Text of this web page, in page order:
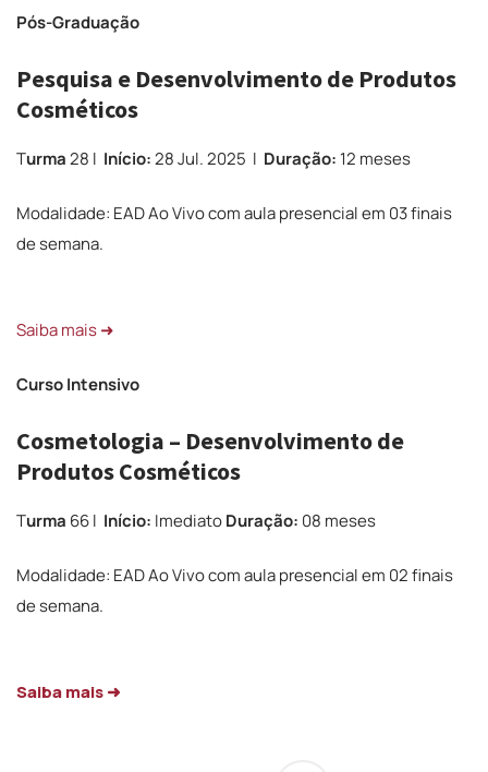
Pós-Graduação
Pesquisa e Desenvolvimento de Produtos
Cosméticos
Turma28 l Início:28 Jul. 2025 l Duração: 12 meses
Modalidade: EAD Ao Vivo com aula presencial em 03 finais
de semana.
Saiba mais ➜
Curso Intensivo
Cosmetologia – Desenvolvimento de
Produtos Cosméticos
Turma 66 l Início: ImediatoDuração: 08 meses
Modalidade: EAD Ao Vivo com aula presencial em 02 finais
de semana.
Saiba mais ➜